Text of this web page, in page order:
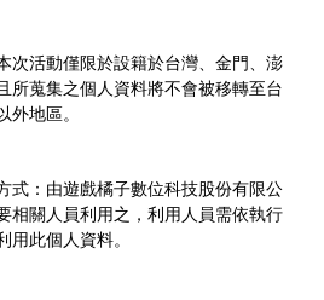
次活動僅限於設籍於台灣、金門、澎
所蒐集之個人資料將不會被移轉至台
地區。
式：由遊戲橘子數位科技股份有限公
相關人員利用之，利用人員需依執行
此個人資料。